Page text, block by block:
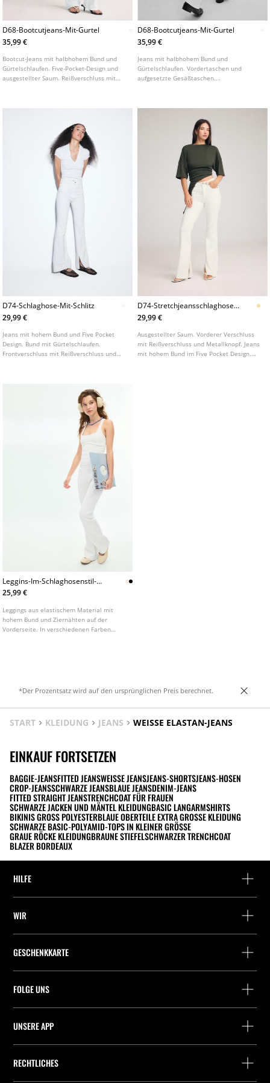
D68-Bootcutjeans-Mit-Gurtel
35,99 €
Bootcut-Jeans mit halbhohem Bund und
Gürtelschlaufen. Five-Pocket-Design und
ausgestellter Saum. Reißverschluss mit
D68-Bootcutjeans-Mit-Gurtel
35,99 €
Jeans mit halbhohem Bund und
Gürtelschlaufen. Vordertaschen und
aufgesetzte Gesäßtaschen.
Bein bis zum Knie und leicht ausgestellter
D74-Schlaghose-Mit-Schlitz
29,99 €
Jeans mit hohem Bund und Five Pocket
Design. Bund mit Gürtelschlaufen.
Frontverschluss mit Reißverschluss und
D74-Stretchjeansschlaghose-
Mit-Schlitz
29,99 €
Ausgestellter Saum. Vorderer Verschluss
mit Reißverschluss und Metallknopf. Jeans
mit hohem Bund im Five Pocket Design.
Leggins-Im-Schlaghosenstil-
Aus-Baumwollmix-Mit-
25,99 €
Leggings aus elastischem Material mit
hohem Bund und Ziernähten auf der
Vorderseite. In verschiedenen Farben
*Der Prozentsatz wird auf den ursprünglichen Preis berechnet.
START KLEIDUNG JEANS WEISSE ELASTAN-JEANS
EINKAUF FORTSETZEN
BAGGIE-JEANSFITTED JEANSWEISSE JEANS JEANS-SHORTSJEANS-HOSEN
CROP-JEANSSCHWARZE JEANSBLAUE JEANSDENIM-JEANS
FITTED STRAIGHT JEANSTRENCHCOAT FÜR FRAUEN
SCHWARZE JACKEN UND MÄNTEL KLEIDUNGBASIC LANGARMSHIRTS
BIKINIS GROSS POLYESTER BLAUE OBERTEILE EXTRA GROSSE KLEIDUNG
SCHWARZE BASIC-POLYAMID-TOPS IN KLEINER GRÖSSE
GRAUE RÖCKE KLEIDUNGBRAUNE STIEFELSCHWARZER TRENCHCOAT
BLAZER BORDEAUX
HILFE
Wo befindet sich deine Bestellung gerade?
Packstation-Finder
Präferenz-Cookies
WIR
Unternehmen
Company Profile
GESCHENKKARTE
Kauf einer Geschenkkarte
FOLGE UNS
UNSERE APP
RECHTLICHES